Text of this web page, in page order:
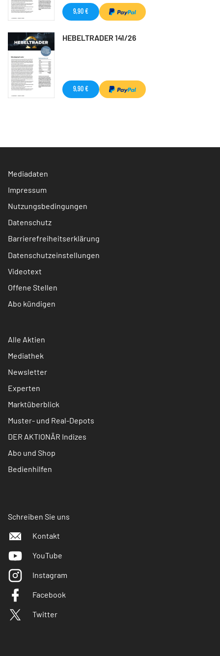
9,90 €
HEBELTRADER 141/26
9,90 €
Mediadaten
Impressum
Nutzungsbedingungen
Datenschutz
Barrierefreiheitserklärung
Datenschutzeinstellungen
Videotext
Offene Stellen
Abo kündigen
Alle Aktien
Mediathek
Newsletter
Experten
Marktüberblick
Muster- und Real-Depots
DER AKTIONÄR Indizes
Abo und Shop
Bedienhilfen
Schreiben Sie uns
Kontakt
YouTube
Instagram
Facebook
Twitter